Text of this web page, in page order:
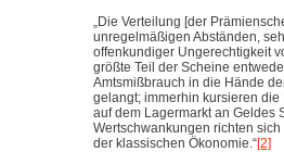
„Die Verteilung [der
unregelmäßigen Abständen,
offenkundiger Ungerechtigkeit
größte Teil der Scheine
Amtsmißbrauch in die Hände
gelangt; immerhin kursieren
auf dem Lagermarkt an Geldes
Wertschwankungen richten
der klassischen Ökonomie.“[2]